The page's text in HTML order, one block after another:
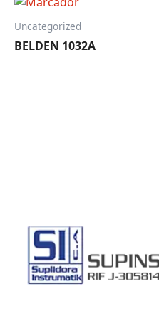
Uncategorized
BELDEN 1032A